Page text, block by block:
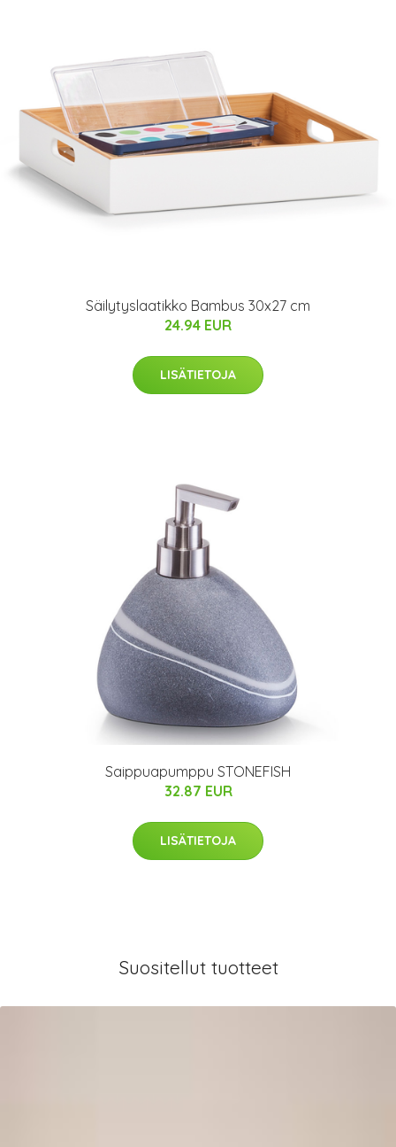
Säilytyslaatikko Bambus 30x27 cm
24.94 EUR
LISÄTIETOJA
Saippuapumppu STONEFISH
32.87 EUR
LISÄTIETOJA
Suositellut tuotteet